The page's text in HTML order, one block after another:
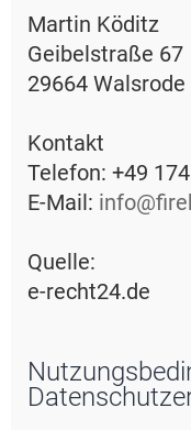
Martin Köditz
Geibelstraße 67
29664 Walsrode
Kontakt
Telefon: +49
E-Mail:
Quelle:
e-recht24.de